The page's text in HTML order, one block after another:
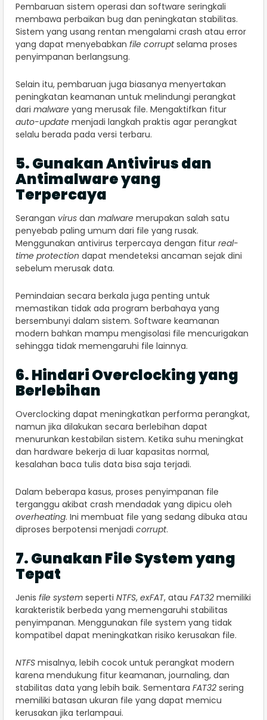
Pembaruan sistem operasi dan software seringkali
membawa perbaikan bug dan peningkatan stabilitas.
Sistem yang usang rentan mengalami crash atau error
yang dapat menyebabkan file corruptselama proses
penyimpanan berlangsung.
Selain itu, pembaruan juga biasanya menyertakan
peningkatan keamanan untuk melindungi perangkat
dari malware yang merusak file. Mengaktifkan fitur
auto-update menjadi langkah praktis agar perangkat
selalu berada pada versi terbaru.
5. Gunakan Antivirus dan
Antimalware yang
Terpercaya
Serangan virus dan malware merupakan salah satu
penyebab paling umum dari file yang rusak.
Menggunakan antivirus terpercaya dengan fitur real-
time protection dapat mendeteksi ancaman sejak dini
sebelum merusak data.
Pemindaian secara berkala juga penting untuk
memastikan tidak ada program berbahaya yang
bersembunyi dalam sistem. Software keamanan
modern bahkan mampu mengisolasi file mencurigakan
sehingga tidak memengaruhi file lainnya.
6. Hindari Overclocking yang
Berlebihan
Overclocking dapat meningkatkan performa perangkat,
namun jika dilakukan secara berlebihan dapat
menurunkan kestabilan sistem. Ketika suhu meningkat
dan hardware bekerja di luar kapasitas normal,
kesalahan baca tulis data bisa saja terjadi.
Dalam beberapa kasus, proses penyimpanan file
terganggu akibat crash mendadak yang dipicu oleh
overheating. Ini membuat file yang sedang dibuka atau
diproses berpotensi menjadi corrupt.
7. Gunakan File System yang
Tepat
Jenis file system seperti NTFS, exFAT, atau FAT32 memiliki
karakteristik berbeda yang memengaruhi stabilitas
penyimpanan. Menggunakan file system yang tidak
kompatibel dapat meningkatkan risiko kerusakan file.
NTFS misalnya, lebih cocok untuk perangkat modern
karena mendukung fitur keamanan, journaling, dan
stabilitas data yang lebih baik. Sementara FAT32 sering
memiliki batasan ukuran file yang dapat memicu
kerusakan jika terlampaui.